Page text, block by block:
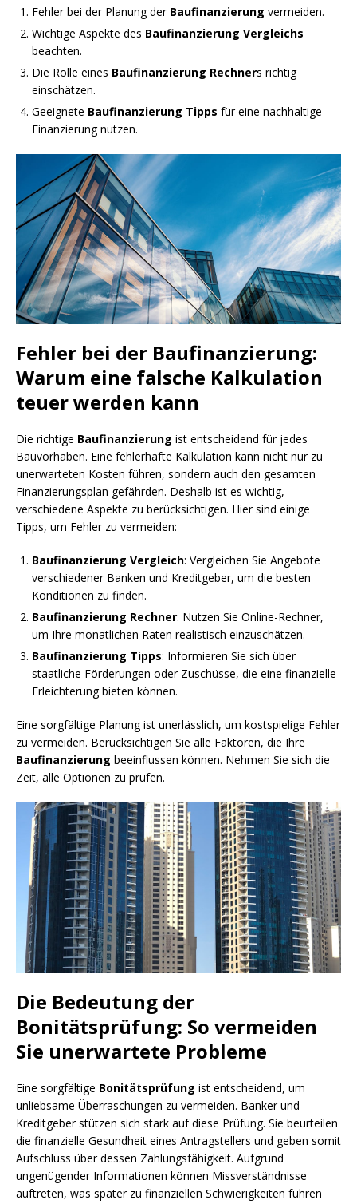
Fehler bei der Planung der Baufinanzierung vermeiden.
Wichtige Aspekte des Baufinanzierung Vergleichs
beachten.
Die Rolle eines Baufinanzierung Rechners richtig
einschätzen.
Geeignete Baufinanzierung Tipps für eine nachhaltige
Finanzierung nutzen.
Fehler bei der Baufinanzierung:
Warum eine falsche Kalkulation
teuer werden kann
Die richtige Baufinanzierung ist entscheidend für jedes
Bauvorhaben. Eine fehlerhafte Kalkulation kann nicht nur zu
unerwarteten Kosten führen, sondern auch den gesamten
Finanzierungsplan gefährden. Deshalb ist es wichtig,
verschiedene Aspekte zu berücksichtigen. Hier sind einige
Tipps, um Fehler zu vermeiden:
Baufinanzierung Vergleich: Vergleichen Sie Angebote
verschiedener Banken und Kreditgeber, um die besten
Konditionen zu finden.
Baufinanzierung Rechner: Nutzen Sie Online-Rechner,
um Ihre monatlichen Raten realistisch einzuschätzen.
Baufinanzierung Tipps: Informieren Sie sich über
staatliche Förderungen oder Zuschüsse, die eine finanzielle
Erleichterung bieten können.
Eine sorgfältige Planung ist unerlässlich, um kostspielige Fehler
zu vermeiden. Berücksichtigen Sie alle Faktoren, die Ihre
Baufinanzierung beeinflussen können. Nehmen Sie sich die
Zeit, alle Optionen zu prüfen.
Die Bedeutung der
Bonitätsprüfung: So vermeiden
Sie unerwartete Probleme
Eine sorgfältige Bonitätsprüfung ist entscheidend, um
unliebsame Überraschungen zu vermeiden. Banker und
Kreditgeber stützen sich stark auf diese Prüfung. Sie beurteilen
die finanzielle Gesundheit eines Antragstellers und geben somit
Aufschluss über dessen Zahlungsfähigkeit. Aufgrund
ungenügender Informationen können Missverständnisse
auftreten, was später zu finanziellen Schwierigkeiten führen